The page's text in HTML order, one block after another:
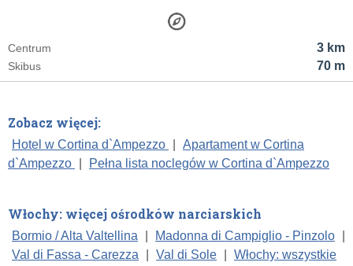
3 km
Centrum
70 m
Skibus
Zobacz więcej:
Hotel w Cortina d`Ampezzo
Apartament w Cortina
d`Ampezzo
Pełna lista noclegów w Cortina d`Ampezzo
Włochy: więcej ośrodków narciarskich
Bormio / Alta Valtellina Madonna di Campiglio - Pinzolo
Val di Fassa - Carezza
Val di Sole
Włochy: wszystkie